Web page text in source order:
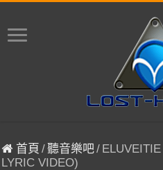
首頁 /聽音樂吧/
LYRIC VIDEO)